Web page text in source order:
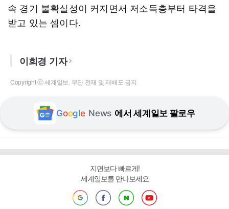
속 경기 불확실성이 커지면서 저소득층부터 타격을
받고 있는 셈이다.
이희경 기자
Copyright ⓒ 세계일보. 무단 전재 및 재배포 금지
Google News 에서 세계일보 팔로우
지면보다 빠르게!
세계일보를 만나보세요